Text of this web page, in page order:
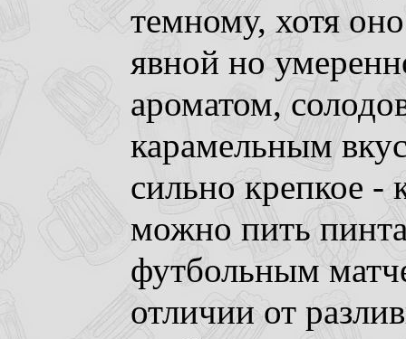
темному, хотя
явной но
ароматом,
карамельным
сильно крепкое -
можно пить
футбольным
отличии от